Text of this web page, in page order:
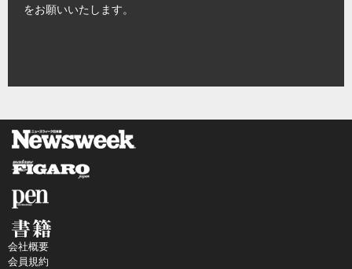
をお願いいたします。
会社概要
会員規約